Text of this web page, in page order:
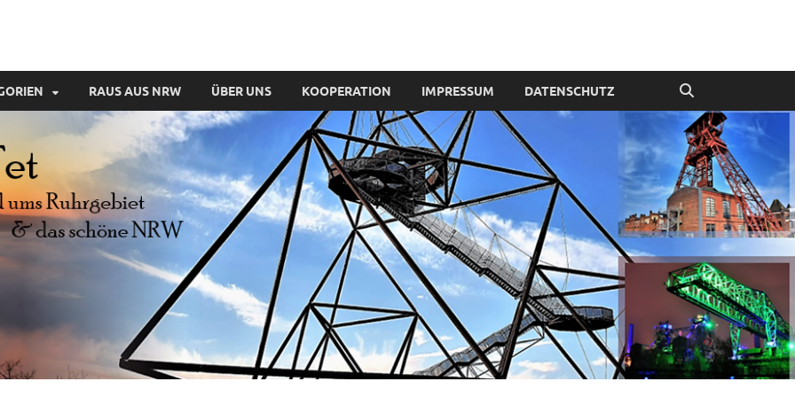
RAUS AUS NRW ÜBER UNS KOOPERATION IMPRESSUM DATENSCHUTZ